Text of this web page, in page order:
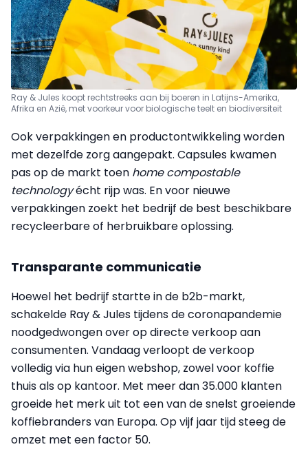
Ray & Jules koopt rechtstreeks aan bij boeren in Latijns-Amerika,
Afrika en Azië, met voorkeur voor biologische teelt en biodiversiteit
Ook verpakkingen en productontwikkeling worden
met dezelfde zorg aangepakt. Capsules kwamen
pas op de markt toen home compostable
technologyécht rijp was. En voor nieuwe
verpakkingen zoekt het bedrijf de best beschikbare
recycleerbare of herbruikbare oplossing.
Transparante communicatie
Hoewel het bedrijf startte in de b2b-markt,
schakelde Ray & Jules tijdens de coronapandemie
noodgedwongen over op directe verkoop aan
consumenten. Vandaag verloopt de verkoop
volledig via hun eigen webshop, zowel voor koffie
thuis als op kantoor. Met meer dan 35.000 klanten
groeide het merk uit tot een van de snelst groeiende
koffiebranders van Europa. Op vijf jaar tijd steeg de
omzet met een factor 50.